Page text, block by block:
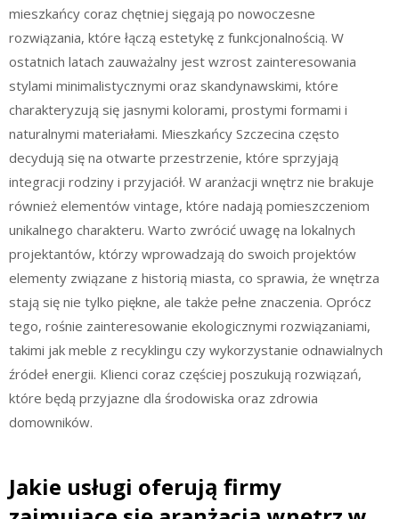
mieszkańcy coraz chętniej sięgają po nowoczesne
rozwiązania, które łączą estetykę z funkcjonalnością. W
ostatnich latach zauważalny jest wzrost zainteresowania
stylami minimalistycznymi oraz skandynawskimi, które
charakteryzują się jasnymi kolorami, prostymi formami i
naturalnymi materiałami. Mieszkańcy Szczecina często
decydują się na otwarte przestrzenie, które sprzyjają
integracji rodziny i przyjaciół. W aranżacji wnętrz nie brakuje
również elementów vintage, które nadają pomieszczeniom
unikalnego charakteru. Warto zwrócić uwagę na lokalnych
projektantów, którzy wprowadzają do swoich projektów
elementy związane z historią miasta, co sprawia, że wnętrza
stają się nie tylko piękne, ale także pełne znaczenia. Oprócz
tego, rośnie zainteresowanie ekologicznymi rozwiązaniami,
takimi jak meble z recyklingu czy wykorzystanie odnawialnych
źródeł energii. Klienci coraz częściej poszukują rozwiązań,
które będą przyjazne dla środowiska oraz zdrowia
domowników.
Jakie usługi oferują firmy